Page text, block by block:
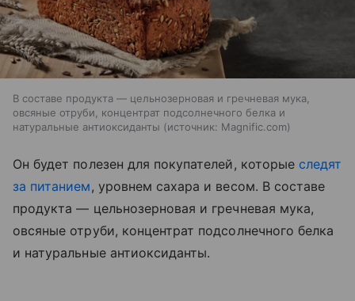
В составе продукта — цельнозерновая и гречневая мука,
овсяные отруби, концентрат подсолнечного белка и
натуральные антиоксиданты
источник: Magnific.com
Он будет полезен для покупателей, которые следят
за питанием, уровнем сахара и весом. В составе
продукта — цельнозерновая и гречневая мука,
овсяные отруби, концентрат подсолнечного белка
и натуральные антиоксиданты.